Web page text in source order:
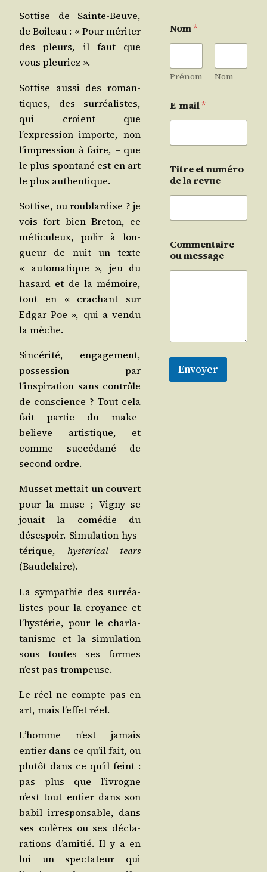
Sot­tise de Sainte-Beuve,
de Boi­leau : « Pour méri­ter
des pleurs, il faut que
vous pleuriez ».
Sot­tise aus­si des roman­
tiques, des sur­réa­listes,
qui croient que
l’expression importe, non
l’impression à faire, – que
le plus spon­ta­né est en art
le plus authentique.
Sot­tise, ou rou­blar­dise ? je
vois fort bien Bre­ton, ce
méti­cu­leux, polir à lon­
gueur de nuit un texte
« auto­ma­tique », jeu du
hasard et de la mémoire,
tout en « cra­chant sur
Edgar Poe », qui a ven­du
la mèche.
Sin­cé­ri­té, enga­ge­ment,
pos­ses­sion par
l’inspiration sans contrôle
de conscience ? Tout cela
fait par­tie du make-
believe artis­tique, et
comme suc­cé­da­né de
second ordre.
Mus­set met­tait un cou­vert
pour la muse ; Vigny se
jouait la comé­die du
déses­poir. Simu­la­tion hys­
té­rique, hys­te­ri­cal tears
(Bau­de­laire).
La sym­pa­thie des sur­réa­
listes pour la croyance et
l’hystérie, pour le char­la­
ta­nisme et la simu­la­tion
sous toutes ses formes
n’est pas trompeuse.
Le réel ne compte pas en
art, mais l’effet réel.
L’homme n’est jamais
entier dans ce qu’il fait, ou
plu­tôt dans ce qu’il feint :
pas plus que l’ivrogne
n’est tout entier dans son
babil irres­pon­sable, dans
ses colères ou ses décla­
ra­tions d’amitié. Il y a en
lui un spec­ta­teur qui
Nom*
Prénom Nom
E-mail*
Titre et numéro
de la revue
Commentaire
ou message
Envoyer